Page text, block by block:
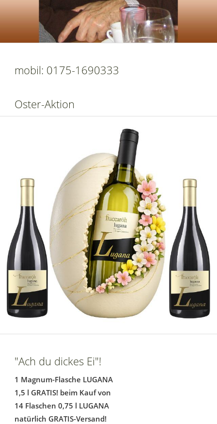
mobil: 0175-1690333
Oster-Aktion
"Ach du dickes Ei"!
1 Magnum-Flasche LUGANA
1,5 l GRATIS! beim Kauf von
14 Flaschen 0,75 l LUGANA
natürlich GRATIS-Versand!